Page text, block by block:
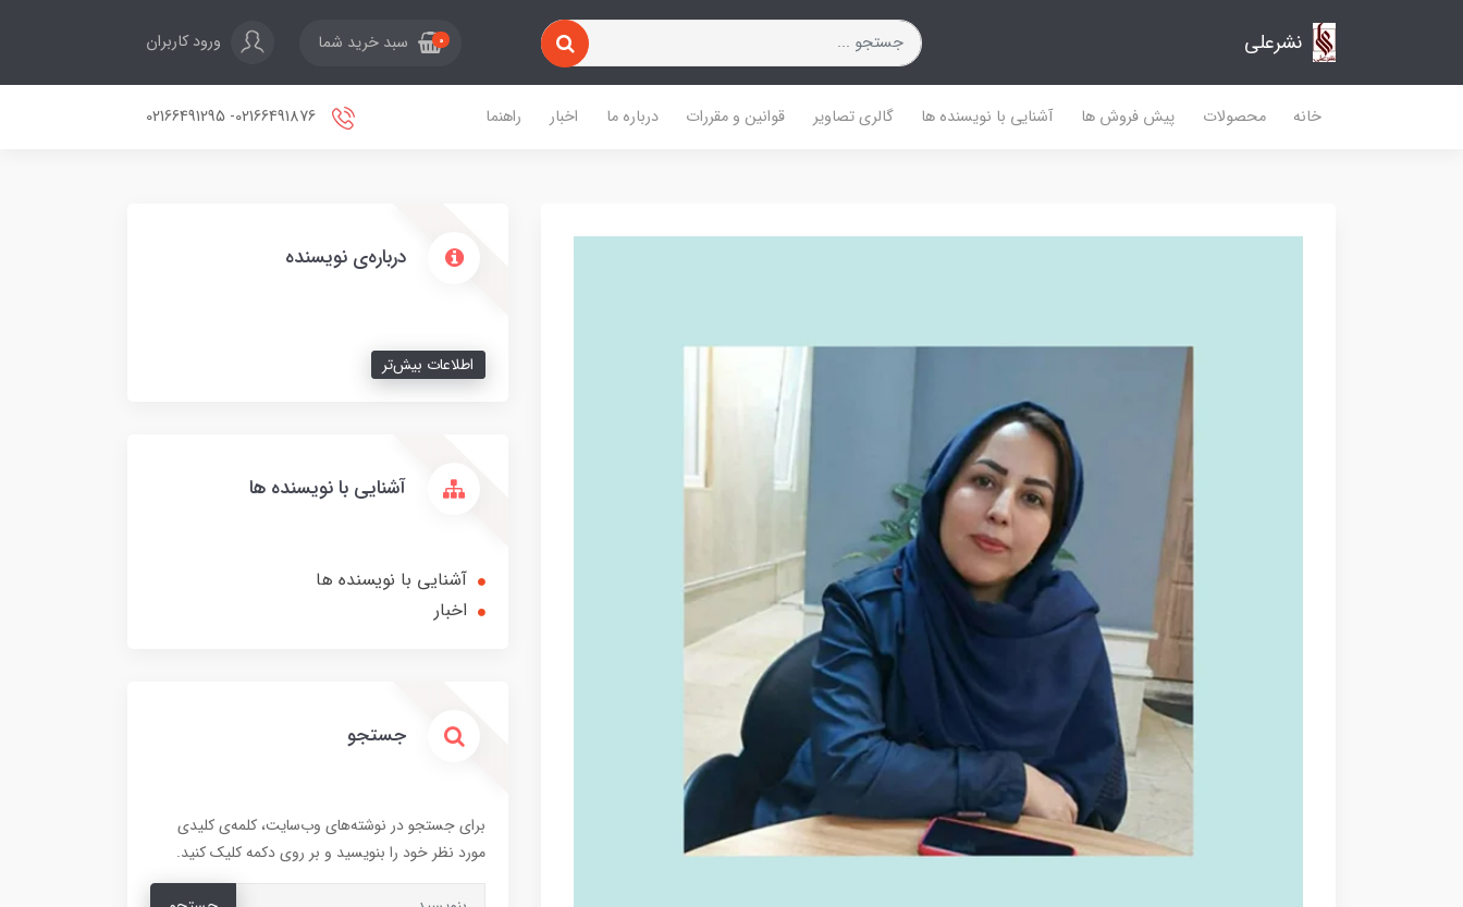
نشرعلی 0 سبد خرید شما ورود کاربران
خانه محصولات پیش فروش ها آشنایی با نویسنده ها گالری تصاویر قوانین و مقررات درباره ما اخبار راهنما
درباره‌ی نویسنده
اطلاعات بیش‌تر
آشنایی با نویسنده ها
آشنایی با نویسنده ها
اخبار
جستجو
برای جستجو در نوشته‌های وب‌سایت، کلمه‌ی کلیدی
مورد نظر خود را بنویسید و بر روی دکمه کلیک کنید.